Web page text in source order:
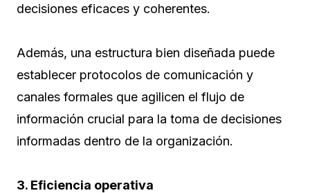
decisiones eficaces y coherentes.
Además, una estructura bien diseñada puede
establecer protocolos de comunicación y
canales formales que agilicen el flujo de
información crucial para la toma de decisiones
informadas dentro de la organización.
3. Eficiencia operativa